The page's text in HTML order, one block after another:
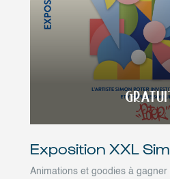
Exposition XXL
Animations et goodies à